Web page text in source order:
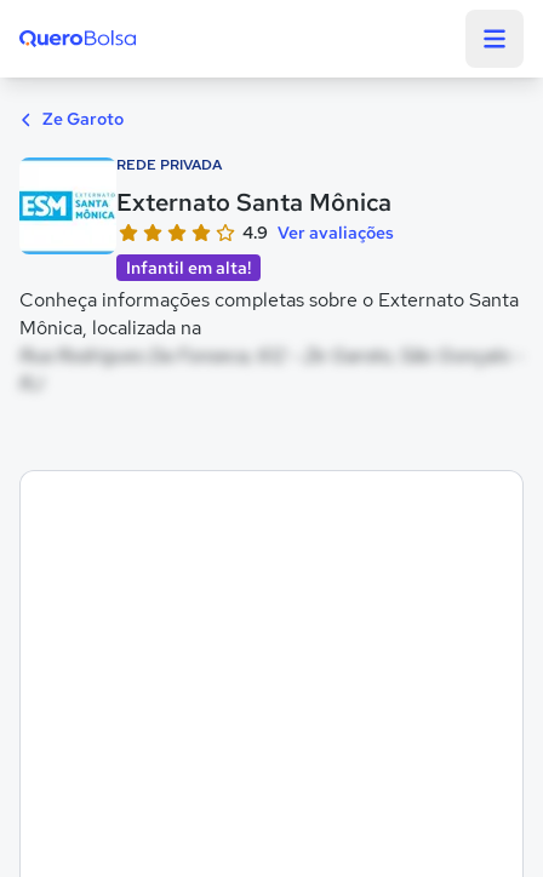
Ze Garoto
REDE PRIVADA
Externato Santa Mônica
4.9 Ver avaliações
Infantil em alta!
Conheça informações completas sobre o Externato Santa
Mônica, localizada na
Rua Rodrigues Da Fonseca, 612 - Ze Garoto, São Gonçalo -